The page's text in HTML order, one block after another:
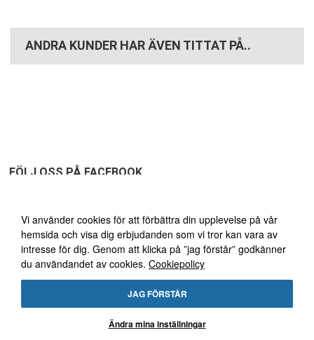
Vi använder cookies för att förbättra din upplevelse på vår
hemsida och visa dig erbjudanden som vi tror kan vara av
intresse för dig. Genom att klicka på ”jag förstår” godkänner
du användandet av cookies. Cookiepolicy
JAG FÖRSTÅR
Ändra mina inställningar
ANDRA KUNDER HAR ÄVEN TITTAT PÅ..
FÖLJ OSS PÅ FACEBOOK
FRI FRAKT ÖVER 1495:-30
DAGARS ÖPPET KÖP!